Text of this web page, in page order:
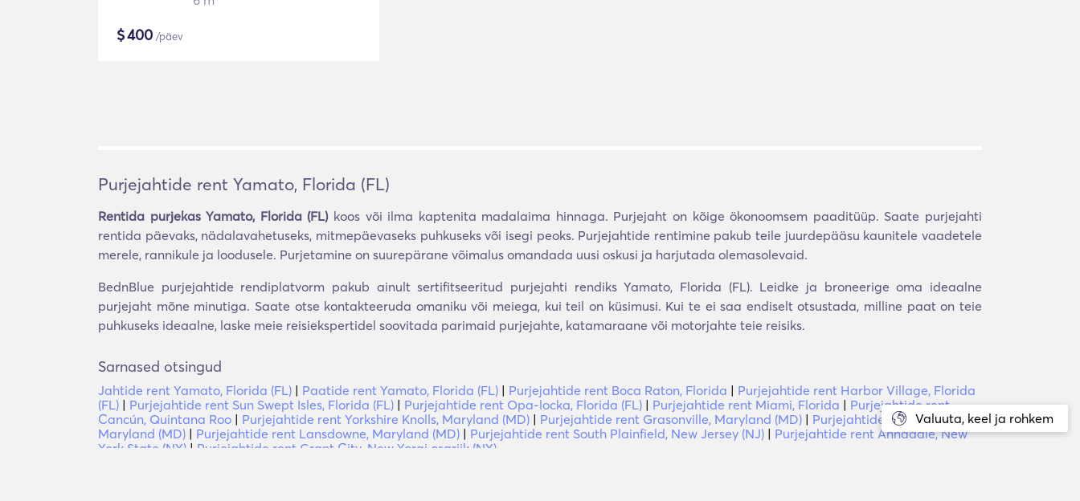
$400 /päev
Valuuta, keel ja rohkem
Purjejahtide rent Yamato, Florida (FL)
Rentida purjekas Yamato, Florida (FL)koos või ilma kaptenita madalaima hinnaga. Purjejaht on kõige ökonoomsem paaditüüp. Saate purjejahti
rentida päevaks, nädalavahetuseks, mitmepäevaseks puhkuseks või isegi peoks. Purjejahtide rentimine pakub teile juurdepääsu kaunitele vaadetele
merele, rannikule ja loodusele. Purjetamine on suurepärane võimalus omandada uusi oskusi ja harjutada olemasolevaid.
BednBlue purjejahtide rendiplatvorm pakub ainult sertifitseeritud purjejahti rendiks Yamato, Florida (FL). Leidke ja broneerige oma ideaalne
purjejaht mõne minutiga. Saate otse kontakteeruda omaniku või meiega, kui teil on küsimusi. Kui te ei saa endiselt otsustada, milline paat on teie
puhkuseks ideaalne, laske meie reisiekspertidel soovitada parimaid purjejahte, katamaraane või motorjahte teie reisiks.
Sarnased otsingud
Jahtide rent Yamato, Florida (FL) | Paatide rent Yamato, Florida (FL) | Purjejahtide rent Boca Raton, Florida | Purjejahtide rent Harbor Village, Florida
(FL) | Purjejahtide rent Sun Swept Isles, Florida (FL) | Purjejahtide rent Opa-locka, Florida (FL) | Purjejahtide rent Miami, Florida | Purjejahtide rent
Cancún, Quintana Roo | Purjejahtide rent Yorkshire Knolls, Maryland (MD) | Purjejahtide rent Grasonville, Maryland (MD) | Purjejahtide rent Gambrills,
Maryland (MD) | Purjejahtide rent Lansdowne, Maryland (MD) | Purjejahtide rent South Plainfield, New Jersey (NJ) | Purjejahtide rent Annadale, New
York State (NY) | Purjejahtide rent Grant City, New Yorgi osariik (NY)